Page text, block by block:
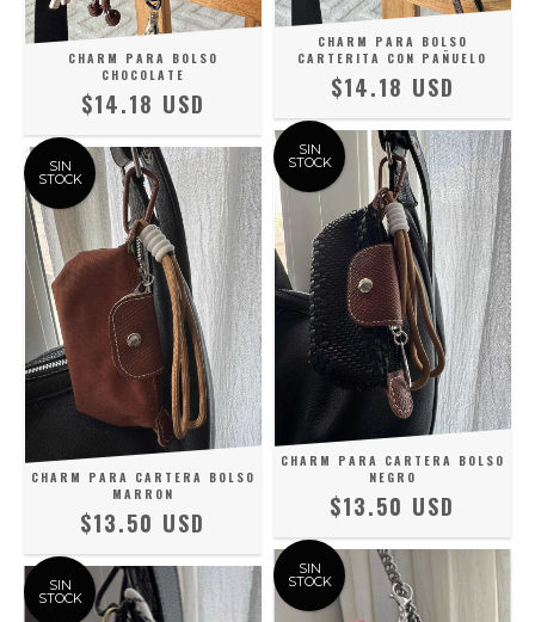
CHARM PARA BOLSO
CHOCOLATE
$14.18 USD
CHARM PARA BOLSO
CARTERITA CON PAÑUELO
$14.18 USD
SIN
STOCK
CHARM PARA CARTERA BOLSO
MARRON
$13.50 USD
SIN
STOCK
CHARM PARA CARTERA BOLSO
NEGRO
$13.50 USD
SIN
STOCK
SIN
STOCK